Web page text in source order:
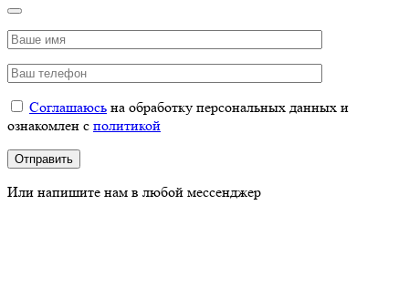
Соглашаюсь на обработку персональных данных и
ознакомлен с политикой
Или напишите нам в любой мессенджер